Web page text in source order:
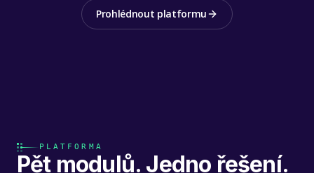
Prohlédnout platformu
PLATFORMA
Pět modulů. Jedno řešení.